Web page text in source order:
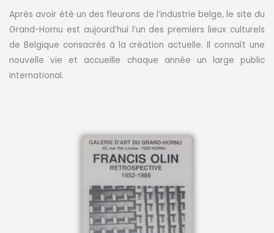
Après avoir été un des fleurons de l’industrie belge, le site du
Grand-Hornu est aujourd’hui l’un des premiers lieux culturels
de Belgique consacrés à la création actuelle. Il connaît une
nouvelle vie et accueille chaque année un large public
international.